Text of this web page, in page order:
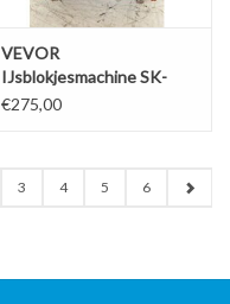
VEVOR
IJsblokjesmachine SK-
85F
€275,00
3 4 5 6